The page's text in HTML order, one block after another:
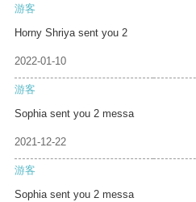
游客
Horny Shriya sent you 2
2022-01-10
游客
Sophia sent you 2 messa
2021-12-22
游客
Sophia sent you 2 messa